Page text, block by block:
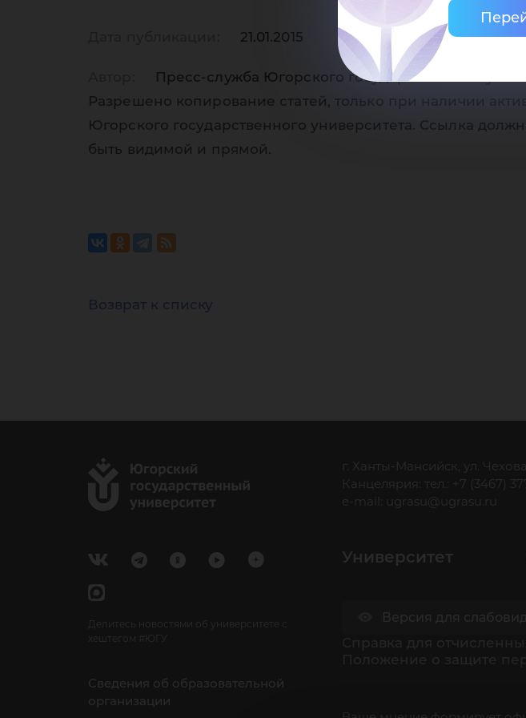
на
в
21.01.2015
Пресс-служба Югорского государственного
Разрешено копирование статей, только при наличии
Югорского государственного университета. Ссылка
быть видимой и прямой.
Возврат к списку
Делитесь новостями об университете с
хештегом #ЮГУ
Сведения об образовательной
организации
г. Ханты-Мансийск, ул.
Канцелярия: тел.: +7 (3467)
e-mail:
ugrasu@ugrasu.ru
Университет